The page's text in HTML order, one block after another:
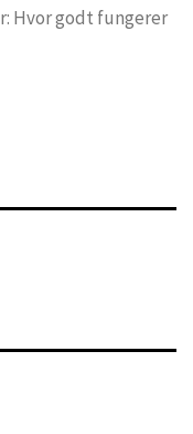
Hvor godt fungerer